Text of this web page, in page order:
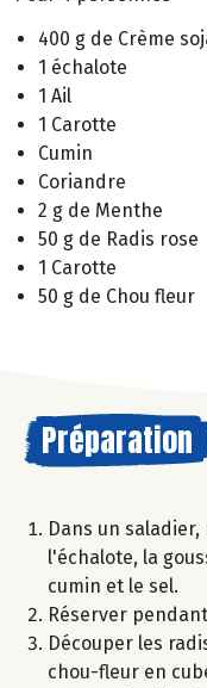
400 g de Crème
1 échalote
1 Ail
1 Carotte
Cumin
Coriandre
2 g de Menthe
50 g de Radis rose
1 Carotte
50 g de Chou fleur
Préparation
Dans un
l'échalote, la
cumin et le sel.
Réserver
Découper les
chou-fleur en